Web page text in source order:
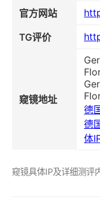
官方网站
TG评价
窥镜地址
德
德
体
窥镜具体IP及详细测评